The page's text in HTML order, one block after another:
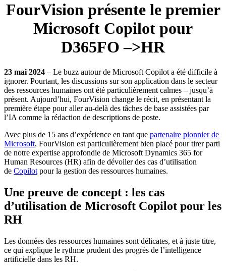
FourVision présente le premier
Microsoft Copilot pour
D365FO –>HR
23 mai 2024 – Le buzz autour de Microsoft Copilot a été difficile à
ignorer. Pourtant, les discussions sur son application dans le secteur
des ressources humaines ont été particulièrement calmes – jusqu’à
présent. Aujourd’hui, FourVision change le récit, en présentant la
première étape pour aller au-delà des tâches de base assistées par
l’IA comme la rédaction de descriptions de poste.
Avec plus de 15 ans d’expérience en tant que partenaire pionnier de
Microsoft, FourVision est particulièrement bien placé pour tirer parti
de notre expertise approfondie de Microsoft Dynamics 365 for
Human Resources (HR) afin de dévoiler des cas d’utilisation
de Copilot pour la gestion des ressources humaines.
Une preuve de concept : les cas
d’utilisation de Microsoft Copilot pour les
RH
Les données des ressources humaines sont délicates, et à juste titre,
ce qui explique le rythme prudent des progrès de l’intelligence
artificielle dans les RH.